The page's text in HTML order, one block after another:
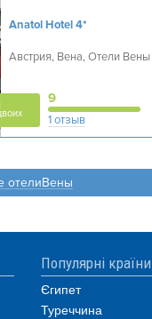
Anatol Hotel4*
Австрия, Вена, Отели Вены
9
1 отзыв
отелиВены
Популярні країни
Єгипет
Туреччина